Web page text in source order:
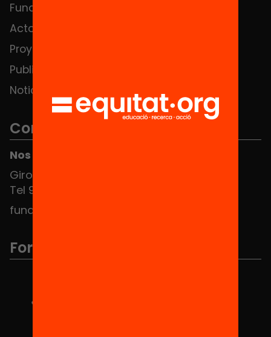
Fundación
Actos
Proyectos
Publicaciones y vídeos
Noticias
Contacto
Nos puedes encontrar en el HUB Social
Girona 34, interior 08010 Barcelona
Tel 934 588 700
fundacio@equitat.org
Formamos parte de...